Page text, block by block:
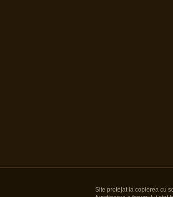
Site protejat la copierea cu